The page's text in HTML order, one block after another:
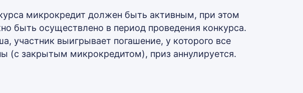
микрокредит должен быть активным, при этом
быть осуществлено в период проведения конкурса.
участник выигрывает погашение, у которого все
(с закрытым микрокредитом), приз аннулируется.